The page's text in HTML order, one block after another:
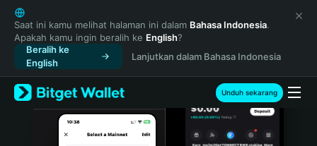
English
日本語
Tiếng Việt
Русский
Español (Latinoamérica)
Türkçe
Italiano
Saat ini kamu melihat halaman ini dalam Bahasa Indonesia.
Apakah kamu ingin beralih ke English?
Beralih ke
English
Lanjutkan dalam Bahasa Indonesia
Unduh sekarang